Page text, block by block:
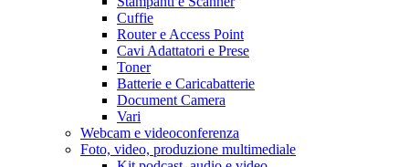
Cuffie
Router e Access Point
Cavi Adattatori e Prese
Toner
Batterie e Caricabatterie
Document Camera
Vari
Webcam e videoconferenza
Foto, video, produzione multimediale